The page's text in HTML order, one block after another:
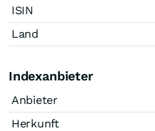
ISIN
Land
Indexanbieter
Anbieter
Herkunft